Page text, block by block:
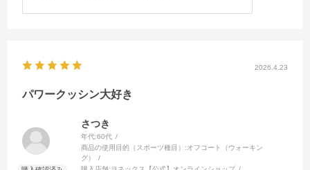
2026.4.23
パワークッシン大好き
さつき
年代:60代
商品の使用目的（スポーツ種目）:オフコート（ウォーキン
グ）